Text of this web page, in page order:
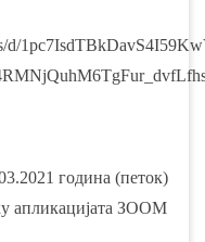
d/
година (петок)
апликацијата ЗООМ